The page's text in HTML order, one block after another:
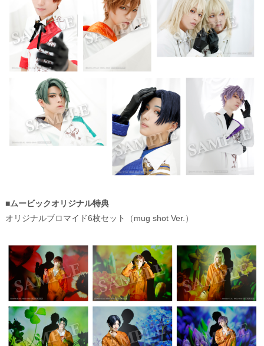
■ムービックオリジナル特典
オリジナルブロマイド6枚セット（mug shot Ver.）